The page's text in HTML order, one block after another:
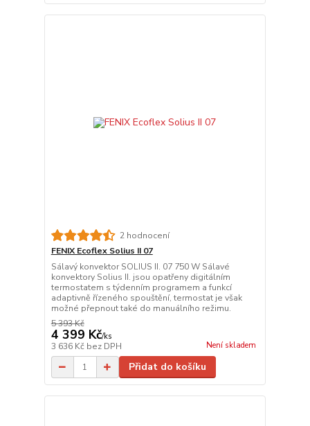
2 hodnocení
FENIX Ecoflex Solius II 07
Sálavý konvektor SOLIUS II. 07 750 W Sálavé
konvektory Solius II. jsou opatřeny digitálním
termostatem s týdenním programem a funkcí
adaptivně řízeného spouštění, termostat je však
možné přepnout také do manuálního režimu.
5 393 Kč
4 399 Kč/ks
3 636 Kč bez DPH Není skladem
Přidat do košíku